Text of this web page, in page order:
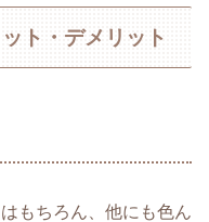
ト・デメリット
もちろん、他にも色ん